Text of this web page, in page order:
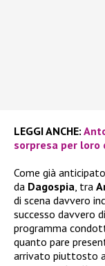
LEGGI ANCHE:
sorpresa per loro
Come già
da Dagospia, tra
di scena davvero
successo davvero
programma
quanto pare
arrivato piuttosto